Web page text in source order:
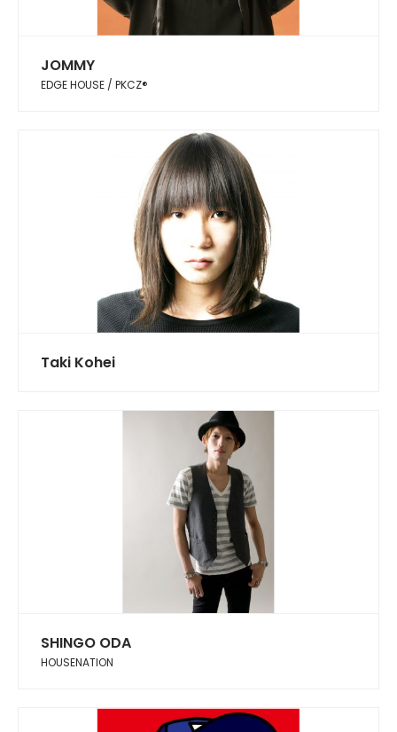
JOMMY
EDGE HOUSE / PKCZ®︎
Taki Kohei
SHINGO ODA
HOUSENATION